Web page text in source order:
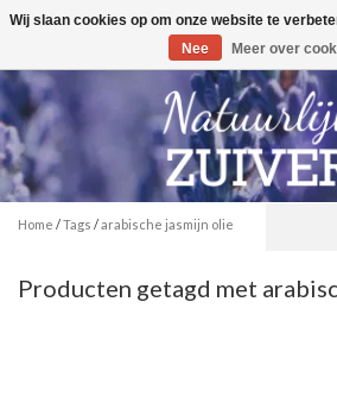
Toggle
Home /Tags /arabische jasmijn olie
Producten getagd met
Wij slaan cookies op om onze website te
Nee
Meer over